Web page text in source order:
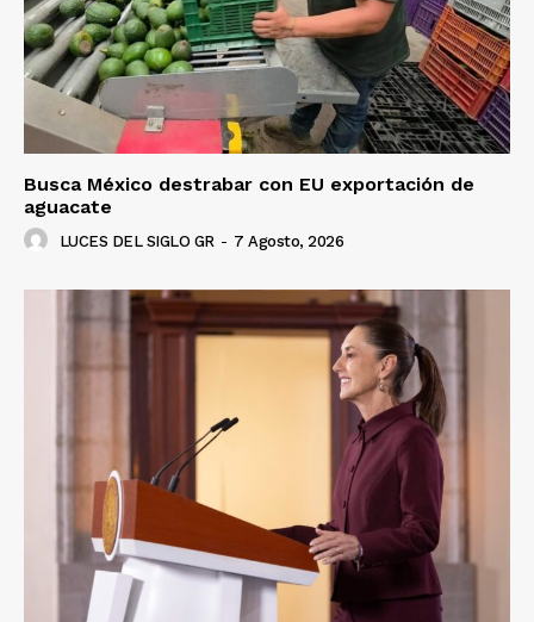
Busca México destrabar con EU exportación de
aguacate
LUCES DEL SIGLO GR - 7 Agosto, 2026